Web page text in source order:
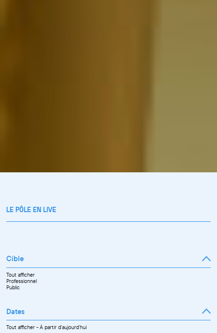
LE PÔLE EN LIVE
Cible
Tout afficher
Professionnel
Public
Dates
Tout afficher-À partir d'aujourd'hui